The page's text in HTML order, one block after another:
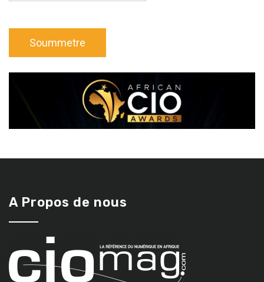
A Propos de nous